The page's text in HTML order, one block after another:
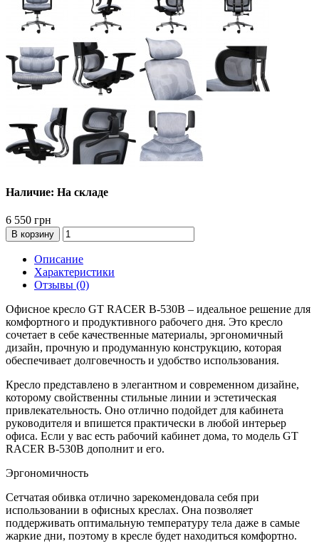
Наличие: На складе
6 550 грн
В корзину
Описание
Характеристики
Отзывы (0)
Офисное кресло GT RACER B-530B – идеальное решение для
комфортного и продуктивного рабочего дня. Это кресло
сочетает в себе качественные материалы, эргономичный
дизайн, прочную и продуманную конструкцию, которая
обеспечивает долговечность и удобство использования.
Кресло представлено в элегантном и современном дизайне,
которому свойственны стильные линии и эстетическая
привлекательность. Оно отлично подойдет для кабинета
руководителя и впишется практически в любой интерьер
офиса. Если у вас есть рабочий кабинет дома, то модель GT
RACER B-530B дополнит и его.
Эргономичность
Сетчатая обивка отлично зарекомендовала себя при
использовании в офисных креслах. Она позволяет
поддерживать оптимальную температуру тела даже в самые
жаркие дни, поэтому в кресле будет находиться комфортно.